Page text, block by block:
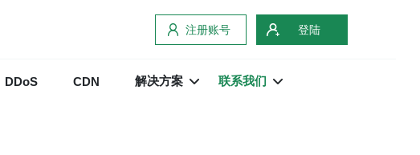
注册账号 登陆
DDoS CDN 解决方案 联系我们